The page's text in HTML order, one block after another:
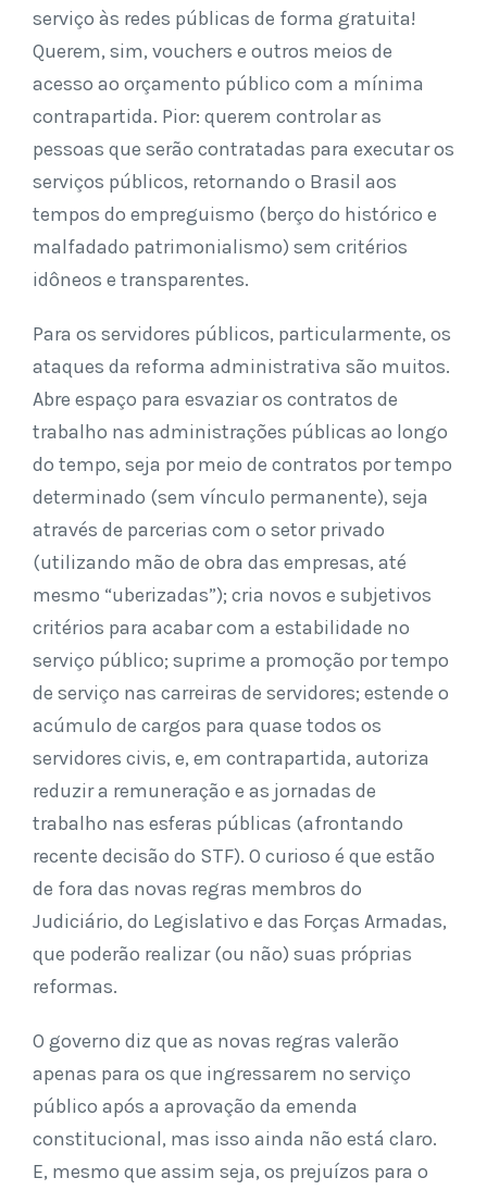
serviço às redes públicas de forma gratuita!
Querem, sim, vouchers e outros meios de
acesso ao orçamento público com a mínima
contrapartida. Pior: querem controlar as
pessoas que serão contratadas para executar os
serviços públicos, retornando o Brasil aos
tempos do empreguismo (berço do histórico e
malfadado patrimonialismo) sem critérios
idôneos e transparentes.
Para os servidores públicos, particularmente, os
ataques da reforma administrativa são muitos.
Abre espaço para esvaziar os contratos de
trabalho nas administrações públicas ao longo
do tempo, seja por meio de contratos por tempo
determinado (sem vínculo permanente), seja
através de parcerias com o setor privado
(utilizando mão de obra das empresas, até
mesmo “uberizadas”); cria novos e subjetivos
critérios para acabar com a estabilidade no
serviço público; suprime a promoção por tempo
de serviço nas carreiras de servidores; estende o
acúmulo de cargos para quase todos os
servidores civis, e, em contrapartida, autoriza
reduzir a remuneração e as jornadas de
trabalho nas esferas públicas (afrontando
recente decisão do STF). O curioso é que estão
de fora das novas regras membros do
Judiciário, do Legislativo e das Forças Armadas,
que poderão realizar (ou não) suas próprias
reformas.
O governo diz que as novas regras valerão
apenas para os que ingressarem no serviço
público após a aprovação da emenda
constitucional, mas isso ainda não está claro.
E, mesmo que assim seja, os prejuízos para o